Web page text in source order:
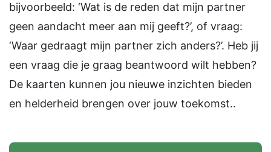
bijvoorbeeld: ‘Wat is de reden dat mijn partner
geen aandacht meer aan mij geeft?’, of vraag:
‘Waar gedraagt mijn partner zich anders?’. Heb jij
een vraag die je graag beantwoord wilt hebben?
De kaarten kunnen jou nieuwe inzichten bieden
en helderheid brengen over jouw toekomst..